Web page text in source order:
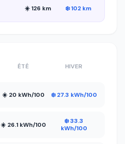
☀️ 126 km ❄️ 102 km
ÉTÉ HIVER
☀️ 20 kWh/100 ❄️ 27.3 kWh/100
☀️ 26.1 kWh/100
❄️ 33.3
kWh/100